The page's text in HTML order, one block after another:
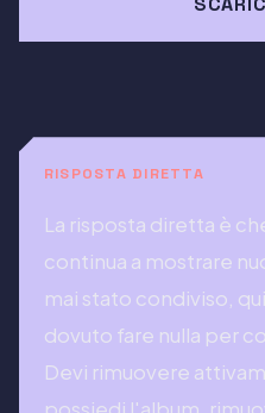
RISPOSTA DIRETTA
La risposta diretta è
continua a mostrare
mai stato condiviso,
dovuto fare nulla per
Devi rimuovere